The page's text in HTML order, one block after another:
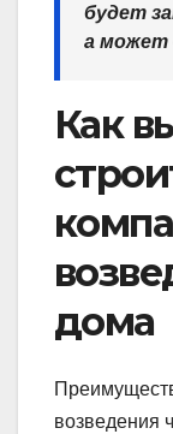
будет
а может
Как
дома
возведения